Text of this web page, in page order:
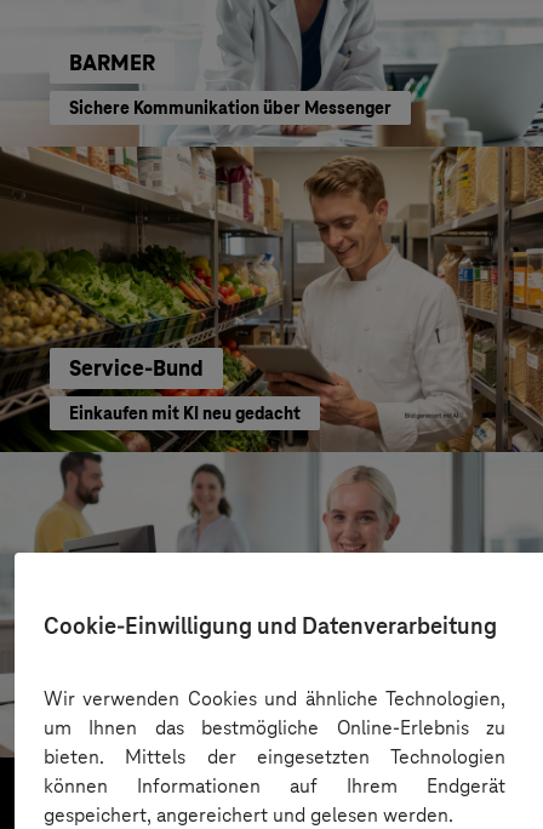
Cookie-Einwilligung und Datenverarbeitung
Wir verwenden Cookies und ähnliche Technologien,
um Ihnen das bestmögliche Online-Erlebnis zu
bieten. Mittels der eingesetzten Technologien
können Informationen auf Ihrem Endgerät
gespeichert, angereichert und gelesen werden.
BARMER
Sichere Kommunikation über Messenger
Service-Bund
Einkaufen mit KI neu gedacht
KI für moderne Verwaltung